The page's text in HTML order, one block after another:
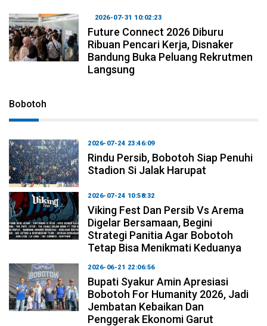
2026-07-31 10:02:23
Future Connect 2026 Diburu
Ribuan Pencari Kerja, Disnaker
Bandung Buka Peluang Rekrutmen
Langsung
Bobotoh
2026-07-24 23:46:09
Rindu Persib, Bobotoh Siap Penuhi
Stadion Si Jalak Harupat
2026-07-24 10:58:32
Viking Fest Dan Persib Vs Arema
Digelar Bersamaan, Begini
Strategi Panitia Agar Bobotoh
Tetap Bisa Menikmati Keduanya
2026-06-21 22:06:56
Bupati Syakur Amin Apresiasi
Bobotoh For Humanity 2026, Jadi
Jembatan Kebaikan Dan
Penggerak Ekonomi Garut